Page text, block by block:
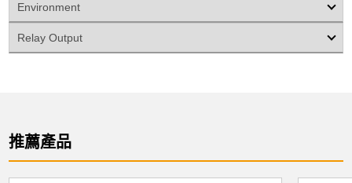
Environment
Relay Output
推薦產品